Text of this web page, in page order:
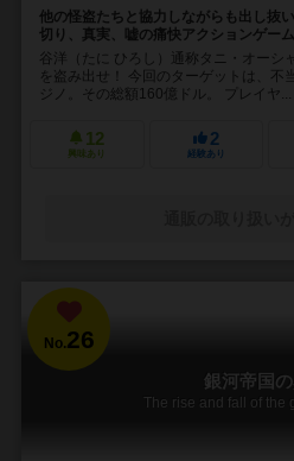
他の怪盗たちと協力しながらも出し抜
切り、真実、嘘の痛快アクションゲーム
谷洋（たに ひろし）通称タニ・オーシ
を盗み出せ！ 今回のターゲットは、不
ジノ。その総額160億ドル。 プレイヤ...
12
興味あり
2
経験あり
No.26
銀河帝国
The rise and fall of the